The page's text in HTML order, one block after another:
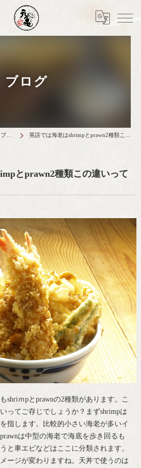
ブログ
ブログ 英語では海老はshrimpとprawn2種類この違いって何？
とprawn2種類この違いって
shriｍpとprawnの2種類があります。こ
ってご存じでしょうか？まずshrimpは
指します。比較的小さい海老が多いイ
は中型の海老で海底を歩き回るも
と車エビなどはここに分類されます。
ージが変わりますね。天丼で使うのは